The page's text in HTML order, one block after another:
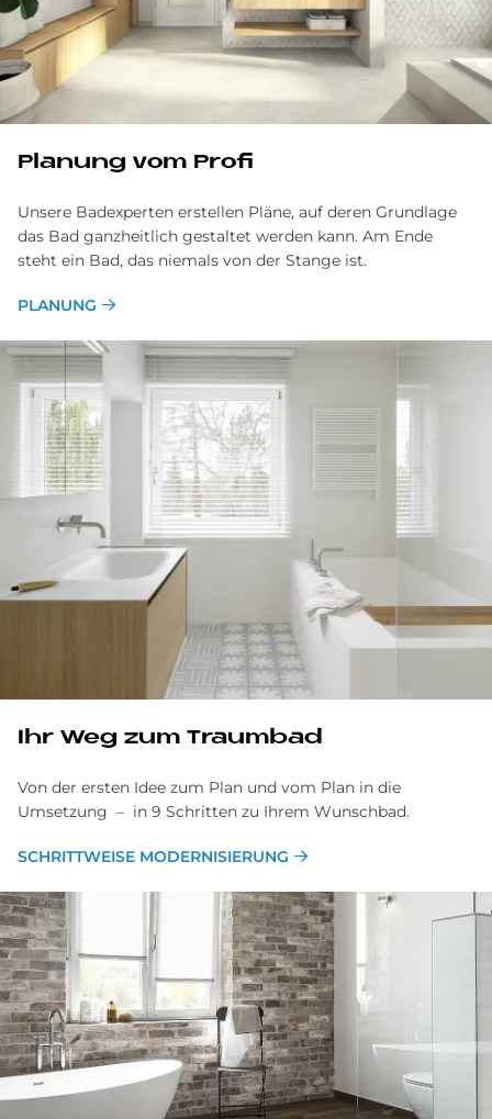
Pla­nung vom Pro­fi
Unsere Badexperten erstellen Pläne, auf deren Grundlage
das Bad ganzheitlich gestaltet werden kann. Am Ende
steht ein Bad, das niemals von der Stange ist.
PLANUNG
Ihr Weg zum Traum­bad
Von der ersten Idee zum Plan und vom Plan in die
Umsetzung – in 9 Schritten zu Ihrem Wunschbad.
SCHRITTWEISE MODERNISIERUNG